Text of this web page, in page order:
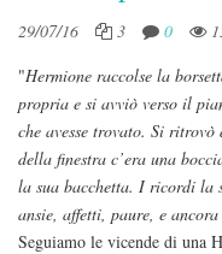
29/07/16 3 0
"Hermione raccolse la
propria e si avviò verso il
che avesse trovato. Si
della finestra c’era una
la sua bacchetta. I ricordi la
ansie, affetti, paure, e
Seguiamo le vicende di una